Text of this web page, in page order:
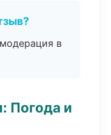
в
Погода и